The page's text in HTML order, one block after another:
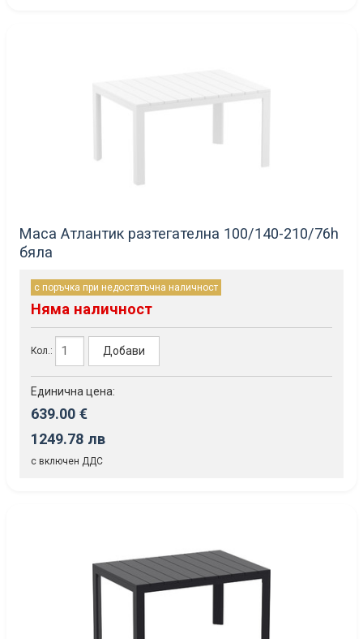
Маса Атлантик разтегателна 100/140-210/76h
бяла
с поръчка при недостатъчна наличност
Няма наличност
Кол.: Добави
Единична цена:
639.00 €
1249.78 лв
с включен ДДС